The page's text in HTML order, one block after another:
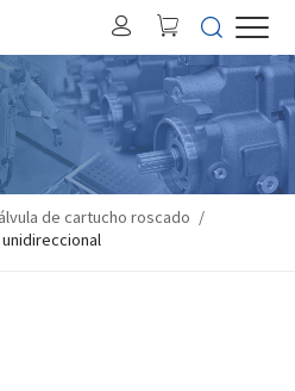
de cartucho roscado